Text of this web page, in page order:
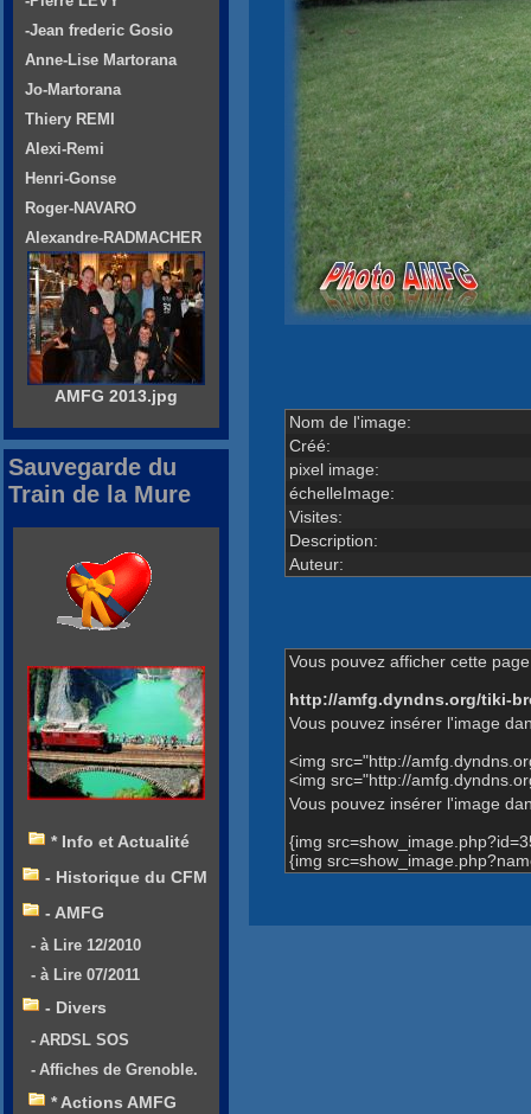
Nom de l'image:
Créé:
pixel image:
échelleImage:
Visites:
Description:
Auteur:
Vous pouvez afficher cette
http://amfg.dyndns.org/tiki-
Vous pouvez insérer l'image
<img src="http://
<img src="http://
Vous pouvez insérer l'image
{img
{img
-Jean frederic Gosio
Anne-Lise Martorana
Jo-Martorana
Thiery REMI
Alexi-Remi
Henri-Gonse
Roger-NAVARO
Alexandre-RADMACHER
AMFG 2013.jpg
Sauvegarde du
Train de la Mure
* Info et Actualité
- Historique du CFM
- AMFG
- à Lire 12/2010
- à Lire 07/2011
- Divers
- ARDSL SOS
- Affiches de Grenoble.
* Actions AMFG